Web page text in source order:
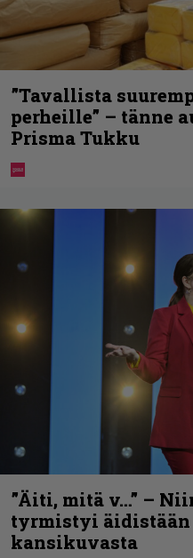
”Tavallista
perheille” – tänne
Prisma Tukku
”Äiti, mitä v…” –
tyrmistyi äidistään
kansikuvasta